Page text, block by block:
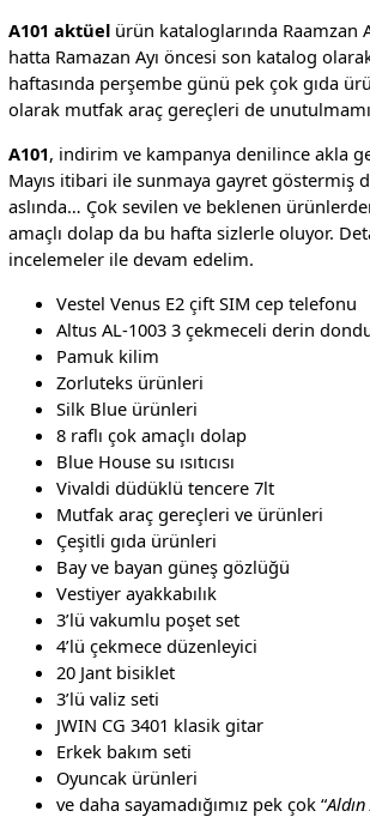
A101 aktüelürün kataloglarında Raamzan
hatta Ramazan Ayı öncesi son katalog
haftasında perşembe günü pek çok gıda
olarak mutfak araç gereçleri de
A101, indirim ve kampanya denilince akla
Mayıs itibari ile sunmaya gayret göstermiş
aslında… Çok sevilen ve beklenen
amaçlı dolap da bu hafta sizlerle oluyor.
incelemeler ile devam edelim.
Vestel Venus E2 çift SIM cep telefonu
Altus AL-1003 3 çekmeceli derin
Pamuk kilim
Zorluteks ürünleri
Silk Blue ürünleri
8 raflı çok amaçlı dolap
Blue House su ısıtıcısı
Vivaldi düdüklü tencere 7lt
Mutfak araç gereçleri ve ürünleri
Çeşitli gıda ürünleri
Bay ve bayan güneş gözlüğü
Vestiyer ayakkabılık
3’lü vakumlu poşet set
4’lü çekmece düzenleyici
20 Jant bisiklet
3’lü valiz seti
JWIN CG 3401 klasik gitar
Erkek bakım seti
Oyuncak ürünleri
ve daha sayamadığımız pek çok “Aldın